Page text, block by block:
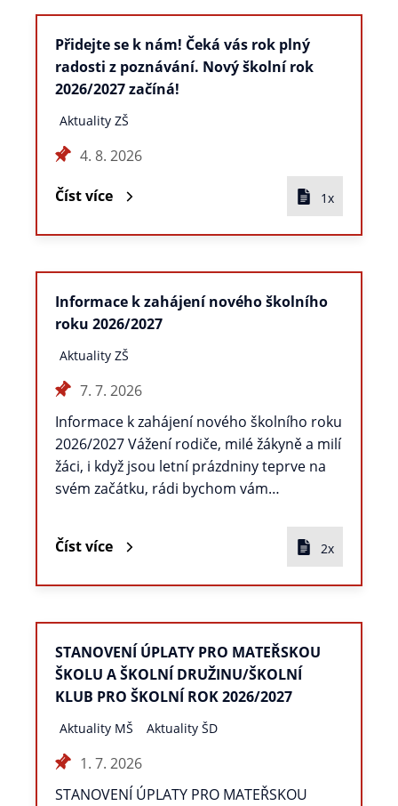
Přidejte se k nám! Čeká vás rok plný
radosti z poznávání. Nový školní rok
2026/2027 začíná!
Aktuality ZŠ
4. 8. 2026
Číst více 1x
Informace k zahájení nového školního
roku 2026/2027
Aktuality ZŠ
7. 7. 2026
Informace k zahájení nového školního roku
2026/2027 Vážení rodiče, milé žákyně a milí
žáci, i když jsou letní prázdniny teprve na
svém začátku, rádi bychom vám…
Číst více 2x
STANOVENÍ ÚPLATY PRO MATEŘSKOU
ŠKOLU A ŠKOLNÍ DRUŽINU/ŠKOLNÍ
KLUB PRO ŠKOLNÍ ROK 2026/2027
Aktuality MŠ Aktuality ŠD
1. 7. 2026
STANOVENÍ ÚPLATY PRO MATEŘSKOU